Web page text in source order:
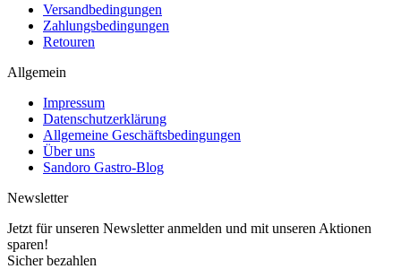
Versandbedingungen
Zahlungsbedingungen
Retouren
Allgemein
Impressum
Datenschutzerklärung
Allgemeine Geschäftsbedingungen
Über uns
Sandoro Gastro-Blog
Newsletter
Jetzt für unseren Newsletter anmelden und mit unseren Aktionen
sparen!
Sicher bezahlen